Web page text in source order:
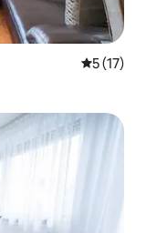
5 (17)